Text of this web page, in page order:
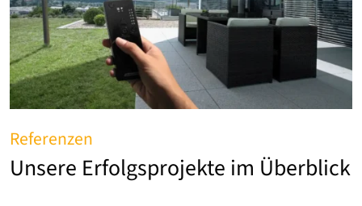
Referenzen
Unsere Erfolgsprojekte im Überblick